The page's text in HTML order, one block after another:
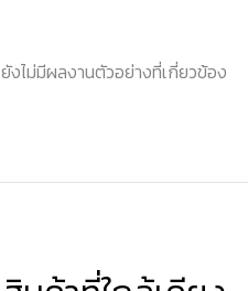
ยังไม่มีผลงานตัวอย่างที่เกี่ยวข้อง